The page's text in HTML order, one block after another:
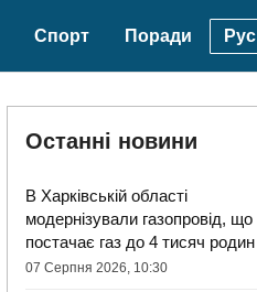
Спорт Поради Рус
Останні новини
В Харківській області
модернізували газопровід, що
постачає газ до 4 тисяч родин
07 Серпня 2026, 10:30